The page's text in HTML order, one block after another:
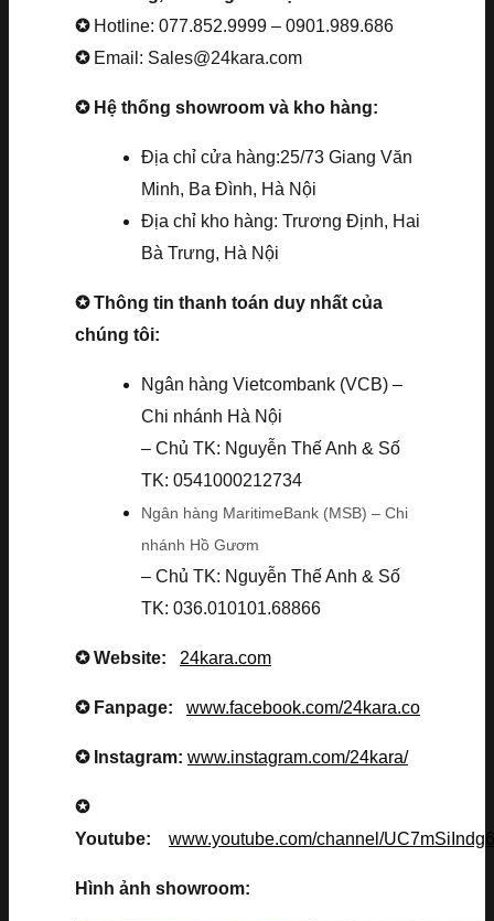
✪ Hotline: 077.852.9999 – 0901.989.686
✪ Email: Sales@24kara.com
✪ Hệ thống showroom và kho hàng:
Địa chỉ cửa hàng:25/73 Giang Văn
Minh, Ba Đình, Hà Nội
Địa chỉ kho hàng: Trương Định, Hai
Bà Trưng, Hà Nội
✪ Thông tin thanh toán duy nhất của
chúng tôi:
Ngân hàng Vietcombank (VCB) –
Chi nhánh Hà Nội
– Chủ TK: Nguyễn Thế Anh & Số
TK: 0541000212734
Ngân hàng MaritimeBank (MSB) – Chi
nhánh Hồ Gươm
– Chủ TK: Nguyễn Thế Anh & Số
TK: 036.010101.68866
✪ Website: 24kara.com
✪ Fanpage: www.facebook.com/24kara.co
✪ Instagram: www.instagram.com/24kara/
✪
Youtube: www.youtube.com/channel/
Hình ảnh showroom: